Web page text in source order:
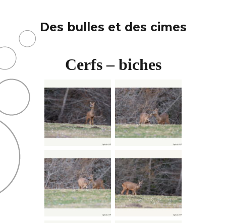
Des bulles et des cimes
Cerfs – biches